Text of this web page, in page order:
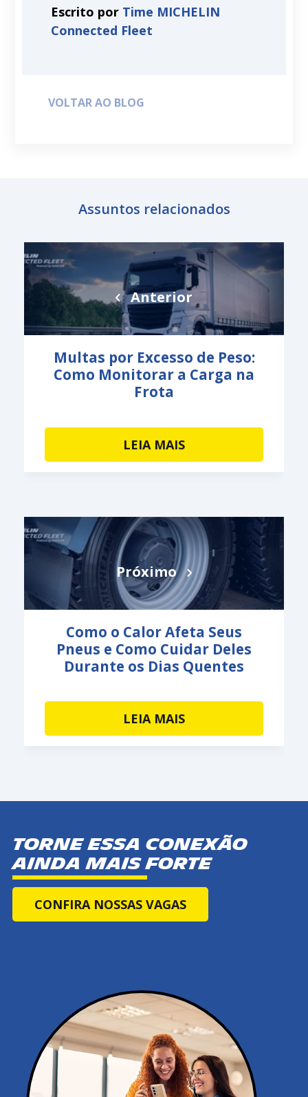
Escrito por Time MICHELIN
Connected Fleet
VOLTAR AO BLOG
Assuntos relacionados
Anterior
Multas por Excesso de Peso:
Como Monitorar a Carga na
Frota
LEIA MAIS
Próximo
Como o Calor Afeta Seus
Pneus e Como Cuidar Deles
Durante os Dias Quentes
LEIA MAIS
Torne essa conexão
ainda mais forte
CONFIRA NOSSAS VAGAS